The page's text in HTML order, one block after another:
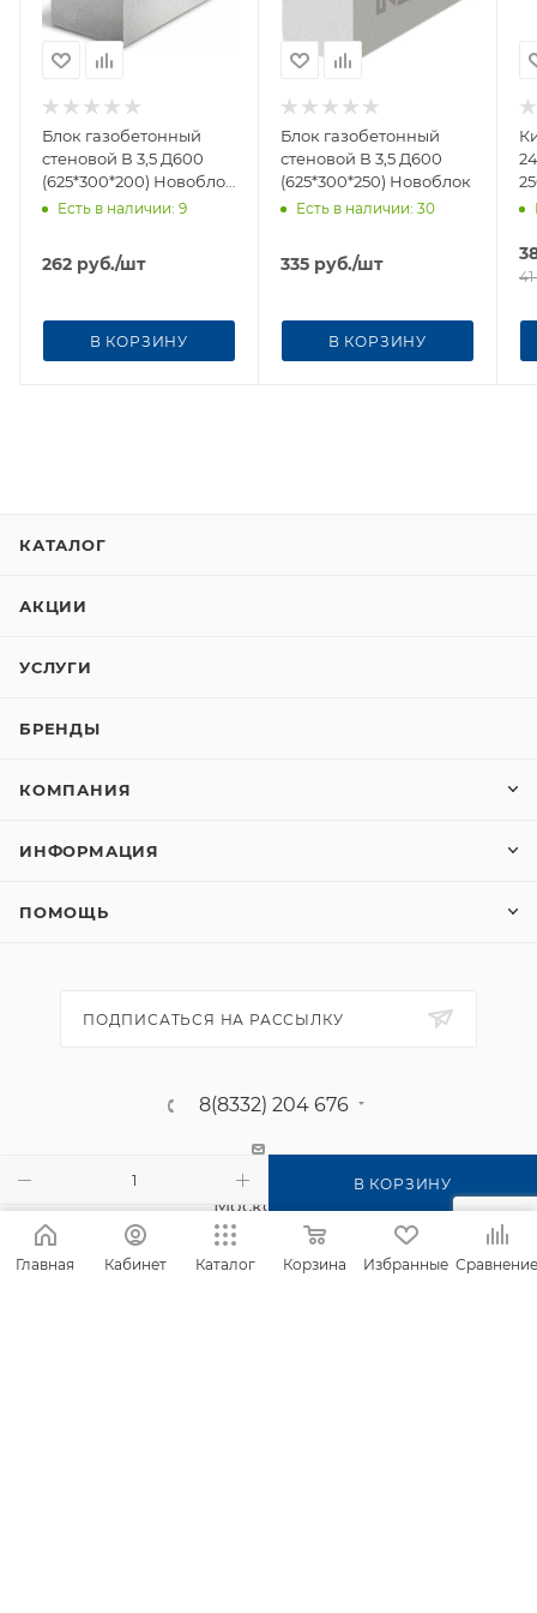
В КОРЗИНУ
Блок газобетонный
стеновой В 3,5 Д600
(625*300*200) Новоблок
(50шт/поддон)
Есть в наличии: 9
262 руб./шт
В КОРЗИНУ
Блок газобетонный
стеновой В 3,5 Д600
(625*300*250) Новоблок
Есть в наличии: 30
335 руб./шт
В КОРЗИНУ
41
КАТАЛОГ
АКЦИИ
УСЛУГИ
БРЕНДЫ
КОМПАНИЯ
ИНФОРМАЦИЯ
ПОМОЩЬ
ПОДПИСАТЬСЯ НА РАССЫЛКУ
8(8332) 204 676
г. Киров, п. Садаковский, ул.
Московская, 2б
Главная Кабинет Каталог Корзина Избранные Сравнение